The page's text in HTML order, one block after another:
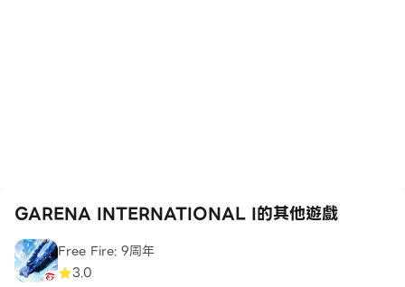
GARENA INTERNATIONAL I的其他遊戲
Free Fire: 9周年
3.0